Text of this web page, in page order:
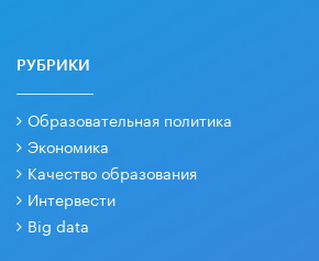
РУБРИКИ
Образовательная политика
Экономика
Качество образования
Интервести
Big data